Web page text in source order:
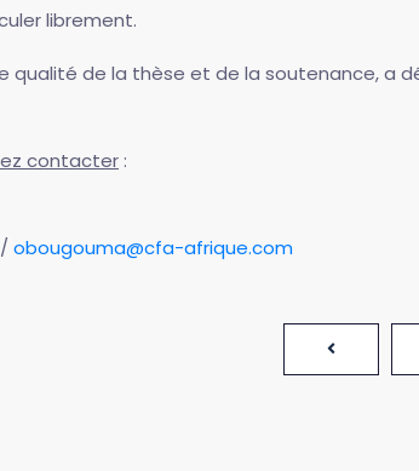
librement.
qualité de la thèse et de la soutenance, a
contacter :
/ obougouma@cfa-afrique.com